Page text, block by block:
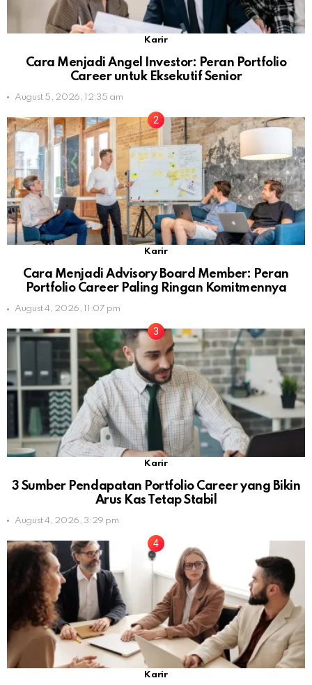
Karir
Cara Menjadi Angel Investor: Peran Portfolio
Career untuk Eksekutif Senior
August 5, 2026, 12:35 am
Karir
Cara Menjadi Advisory Board Member: Peran
Portfolio Career Paling Ringan Komitmennya
August 4, 2026, 11:07 pm
Karir
3 Sumber Pendapatan Portfolio Career yang Bikin
Arus Kas Tetap Stabil
August 4, 2026, 3:29 pm
Karir